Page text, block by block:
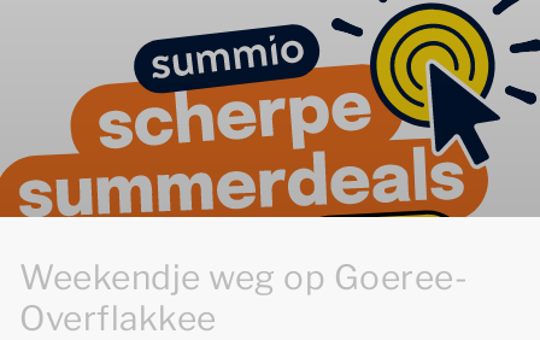
Weekendje weg op Goeree-
Overflakkee